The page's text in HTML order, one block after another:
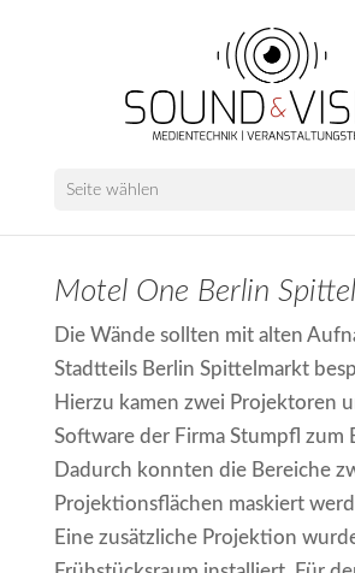
Seite wählen
Motel One Berlin
Die Wände sollten mit alten
Stadtteils Berlin Spittelmarkt
Hierzu kamen zwei Projektoren
Software der Firma Stumpfl zum
Dadurch konnten die Bereiche
Projektionsflächen maskiert
Eine zusätzliche Projektion